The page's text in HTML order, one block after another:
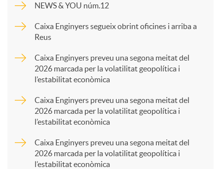
p
a
NEWS & YOU núm.12
Caixa Enginyers segueix obrint oficines i arriba a
Reus
Caixa Enginyers preveu una segona meitat del
2026 marcada per la volatilitat geopolítica i
l’estabilitat econòmica
Caixa Enginyers preveu una segona meitat del
2026 marcada per la volatilitat geopolítica i
l’estabilitat econòmica
Caixa Enginyers preveu una segona meitat del
2026 marcada per la volatilitat geopolítica i
l’estabilitat econòmica